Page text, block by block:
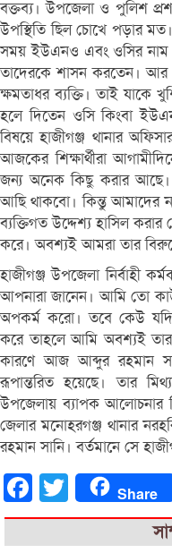
বক্তব্য। উপজেলা ও পুলিশ
উপস্থিতি ছিল চোখে পড়ার
সময় ইউএনও এবং ওসির নাম
তাদেরকে শাসন করতেন। আর
ক্ষমতাধর ব্যক্তি। তাই যাকে
হলে দিতেন ওসি কিংবা
বিষয়ে হাজীগঞ্জ থানার
আজকের শিক্ষার্থীরা
জন্য অনেক কিছু করার আছে।
আছি থাকবো। কিন্তু আমাদের
ব্যক্তিগত উদ্দেশ্য হাসিল করার
করে। অবশ্যই আমরা তার
হাজীগঞ্জ উপজেলা নির্বাহী
আপনারা জানেন। আমি তো
অপকর্ম করো। তবে কেউ
করে তাহলে আমি অবশ্যই তার
কারণে আজ আব্দুর রহমান
রূপান্তরিত হয়েছে। তার
উপজেলায় ব্যাপক আলোচনার
জেলার মনোহরগঞ্জ থানার
রহমান সানি। বর্তমানে সে
FacebookTwitter Share